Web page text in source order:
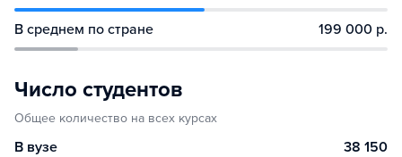
В среднем по стране 199 000 р.
Число студентов
Общее количество на всех курсах
В вузе 38 150